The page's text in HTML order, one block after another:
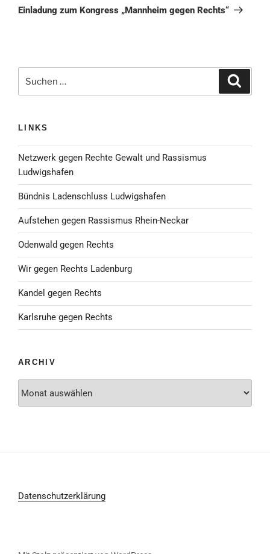
Beitrag
Einladung zum Kongress „Mannheim gegen Rechts“
nach:
LINKS
Netzwerk gegen Rechte Gewalt und Rassismus
Ludwigshafen
Bündnis Ladenschluss Ludwigshafen
Aufstehen gegen Rassismus Rhein-Neckar
Odenwald gegen Rechts
Wir gegen Rechts Ladenburg
Kandel gegen Rechts
Karlsruhe gegen Rechts
ARCHIV
Datenschutzerklärung